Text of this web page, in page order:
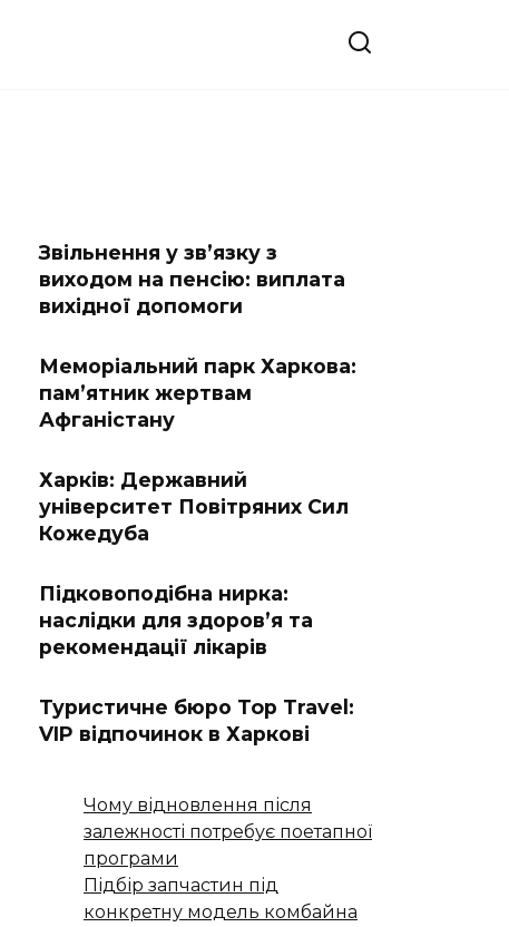
Звільнення у зв’язку з
виходом на пенсію: виплата
вихідної допомоги
Меморіальний парк Харкова:
пам’ятник жертвам
Афганістану
Харків: Державний
університет Повітряних Сил
Кожедуба
Підковоподібна нирка:
наслідки для здоров’я та
рекомендації лікарів
Туристичне бюро Top Travel:
VIP відпочинок в Харкові
Чому відновлення після
залежності потребує поетапної
програми
Підбір запчастин під
конкретну модель комбайна